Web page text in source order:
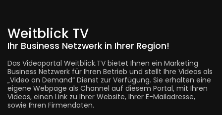
Weitblick TV
Ihr Business Netzwerk in Ihrer Region!
Das Videoportal Weitblick.TV bietet Ihnen ein Marketing
Business Netzwerk für Ihren Betrieb und stellt Ihre Videos als
„Video on Demand“ Dienst zur Verfügung. Sie erhalten eine
eigene Webpage als Channel auf diesem Portal, mit Ihren
Videos, einen Link zu Ihrer Website, Ihrer E-Mailadresse,
sowie Ihren Firmendaten.